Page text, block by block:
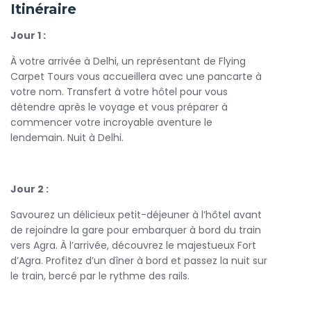
et leHawa Mahal
Taj Mahalvous attend. Ce symbole emblématique de
l'amour est véritablement un spectacle à couper le souffle,
particulièrement au lever du soleil. Visitez également le
Fort Rouge, un autre joyau architectural de la ville.
Votre périple se poursuit vers
admirant les palais environnants. Cette ville romantique
rencontrent.
Le trajet vous conduira également àJodhpur , la "Ville
Bleue", où vous pourrez explorer lefort de Mehrangarh
Découvrez ses immenses murailles et la vue panoramique
qu’il offre sur la ville, tout en profitant de l’hospitalité rajput.
Itinéraire
Jour 1 :
À votre arrivée à Delhi, un représentant de Flying
Carpet Tours vous accueillera avec une pancarte à
votre nom. Transfert à votre hôtel pour vous
détendre après le voyage et vous préparer à
commencer votre incroyable aventure le
lendemain. Nuit à Delhi.
Jour 2 :
Savourez un délicieux petit-déjeuner à l’hôtel avant
de rejoindre la gare pour embarquer à bord du train
vers Agra. À l’arrivée, découvrez le majestueux Fort
d’Agra. Profitez d’un dîner à bord et passez la nuit sur
le train, bercé par le rythme des rails.